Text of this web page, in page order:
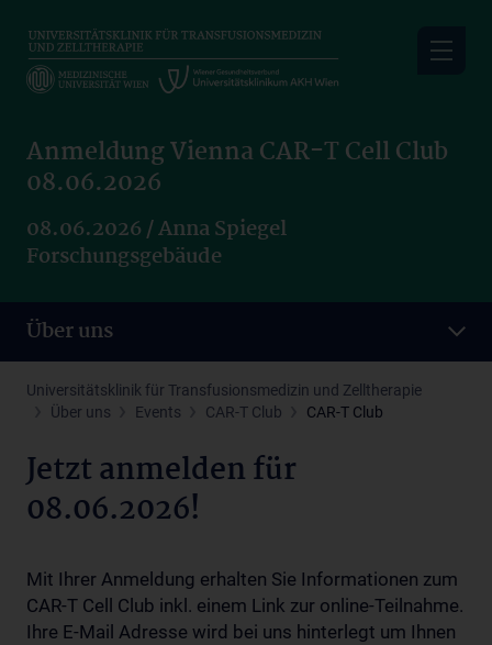
main
content
Anmeldung Vienna CAR-T Cell Club
08.06.2026
08.06.2026 / Anna Spiegel
Forschungsgebäude
Über uns
Universitätsklinik für Transfusionsmedizin und Zelltherapie
Über uns
Events CAR-T Club CAR-T Club
Jetzt anmelden für
08.06.2026!
Mit Ihrer Anmeldung erhalten Sie Informationen zum
CAR-T Cell Club inkl. einem Link zur online-Teilnahme.
Ihre E-Mail Adresse wird bei uns hinterlegt um Ihnen